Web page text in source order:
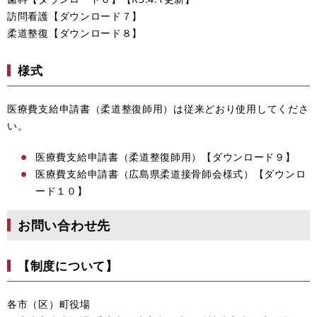
訪問看護【ダウンロード７】
柔道整復【ダウンロード８】
様式
医療費支給申請書（柔道整復師用）は従来どおり使用してくださ
い。
医療費支給申請書（柔道整復師用）【ダウンロード９】
医療費支給申請書（広島県柔道接骨師会様式）【ダウンロ
ード１０】
お問い合わせ先
【制度について】
各市（区）町役場